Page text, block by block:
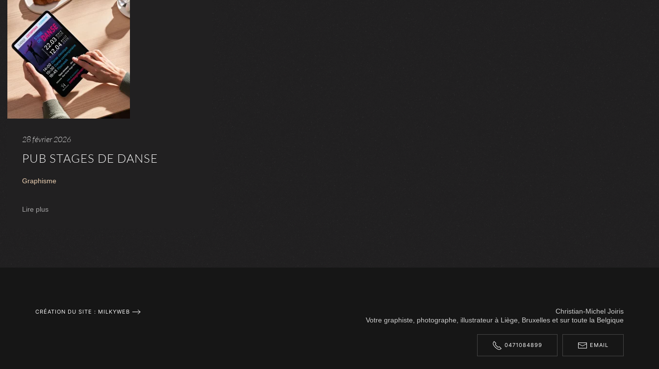
28 février 2026
PUB STAGES DE DANSE
Graphisme
Lire plus
CRÉATION DU SITE : MILKYWEB
Christian-Michel Joiris
Votre graphiste, photographe, illustrateur à Liège, Bruxelles et sur toute la Belgique
0471084899 EMAIL